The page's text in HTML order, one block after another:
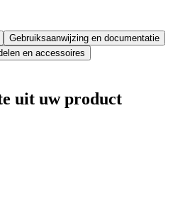
Gebruiksaanwijzing en documentatie
en accessoires
uit uw product